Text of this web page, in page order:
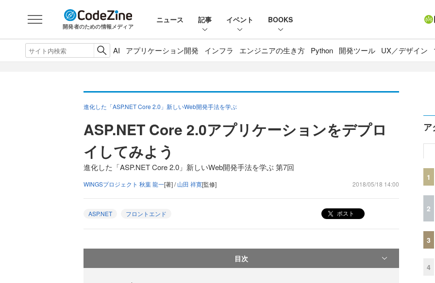
開発者のための情報メディア
ニュース 記事 イベント BOOKS
AI アプリケーション開発 インフラ エンジニアの生き方 Python 開発ツール UX／デザイン
進化した「ASP.NET Core 2.0」新しいWeb開発手法を学ぶ
ASP.NET Core 2.0アプリケーションをデプロ
イしてみよう
進化した「ASP.NET Core 2.0」新しいWeb開発手法を学ぶ 第7回
WINGSプロジェクト 秋葉 龍一[著] /山田 祥寛[監修] 2018/05/18 14:00
ASP.NET フロントエンド ポスト
目次
ア
1
2
3
4